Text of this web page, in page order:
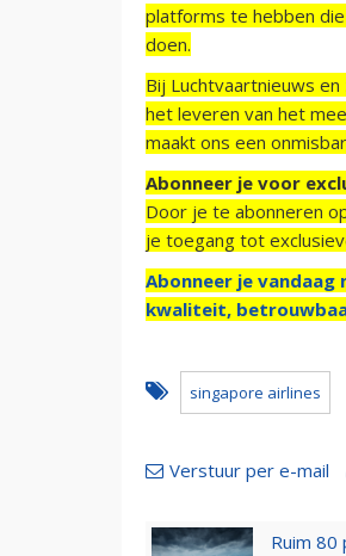
platforms te hebben
doen.
Bij Luchtvaartnieuws
het leveren van het
maakt ons een
Abonneer je voor
Door je te abonneren
je toegang tot
Abonneer je vandaag
kwaliteit,
singapore airlines
Verstuur per e-mail
Ruim 80